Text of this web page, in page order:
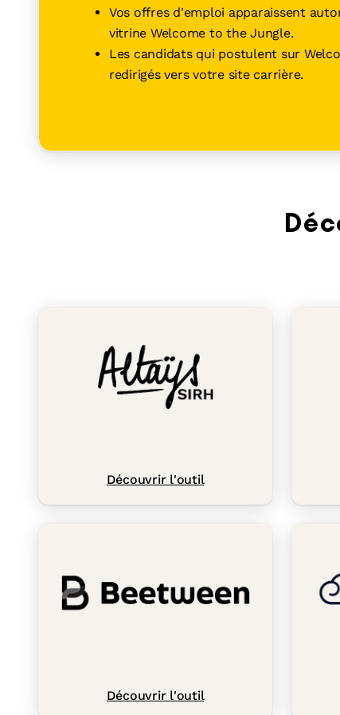
Une solution tout-en-
vous démarquer et
pour vous
En savoir plus
Vos offres d'emploi apparaissent
vitrine Welcome to the Jungle.
Les candidats qui postulent sur
redirigés vers votre site carrière.
Découvrir l'outil
Découvrir l'outil